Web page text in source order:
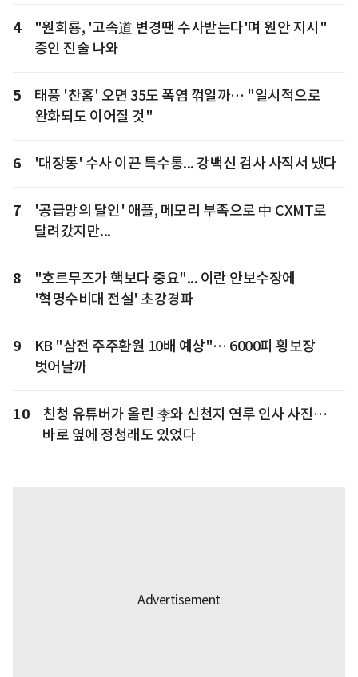
4
"원희룡, '고속道 변경땐 수사받는다'며 원안 지시"
증인 진술 나와
5
태풍 '찬홈' 오면 35도 폭염 꺾일까… "일시적으로
완화되도 이어질 것"
6 '대장동' 수사 이끈 특수통... 강백신 검사 사직서 냈다
7
'공급망의 달인' 애플, 메모리 부족으로 中 CXMT로
달려갔지만...
8
"호르무즈가 핵보다 중요"... 이란 안보수장에
'혁명수비대 전설' 초강경파
9
KB "삼전 주주환원 10배 예상"… 6000피 횡보장
벗어날까
10
친청 유튜버가 올린 李와 신천지 연루 인사 사진…
바로 옆에 정청래도 있었다